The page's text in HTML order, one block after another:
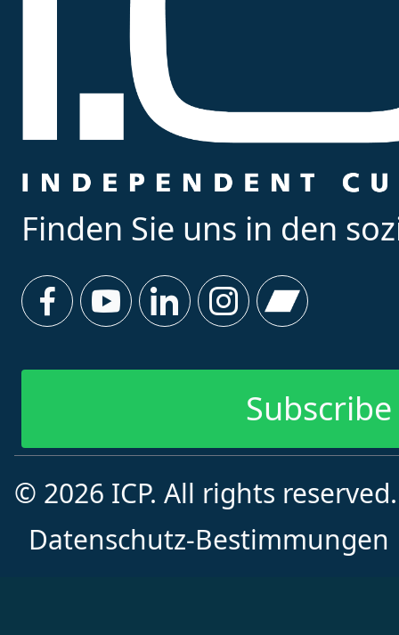
Finden Sie uns in den
Subscribe
Vorname
© 2026 ICP. All rights
Datenschutz-Bestimmungen